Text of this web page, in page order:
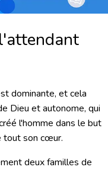
dominante, et cela
Dieu et autonome, qui
l'homme dans le but
tout son cœur.
deux familles de